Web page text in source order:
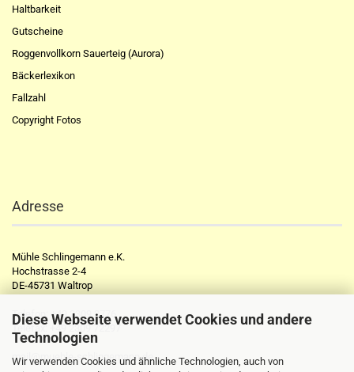
Diese Webseite verwendet Cookies und andere
Technologien
Wir verwenden Cookies und ähnliche Technologien, auch von
Haltbarkeit
Gutscheine
Roggenvollkorn Sauerteig (Aurora)
Bäckerlexikon
Fallzahl
Copyright Fotos
Adresse
Mühle Schlingemann e.K.
Hochstrasse 2-4
DE-45731 Waltrop
Telefon: +49 2309 2776
Telefax: +49 2309 72297
mail@muehle-schlingemann.de